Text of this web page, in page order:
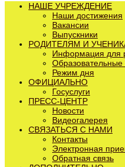
НАШЕ УЧРЕЖДЕНИЕ
Наши достижения
Вакансии
Выпускники
РОДИТЕЛЯМ И
Информация для
Образовательные
Режим дня
ОФИЦИАЛЬНО
Госуслуги
ПРЕСС-ЦЕНТР
Новости
Видеогалерея
СВЯЗАТЬСЯ С НАМИ
Контакты
Электронная
Обратная связь